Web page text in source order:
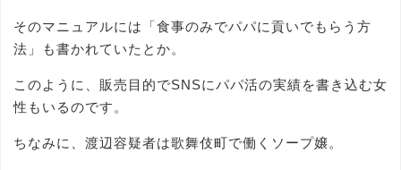
そのマニュアルには「食事のみでパパに貢いでもらう方
法」も書かれていたとか。
このように、販売目的でSNSにパパ活の実績を書き込む女
性もいるのです。
ちなみに、渡辺容疑者は歌舞伎町で働くソープ嬢。